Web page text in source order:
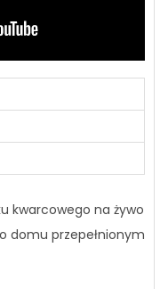
kwarcowego na żywo
domu przepełnionym